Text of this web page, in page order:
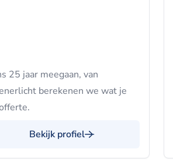
25 jaar meegaan, van
berekenen we wat je
Bekijk profiel